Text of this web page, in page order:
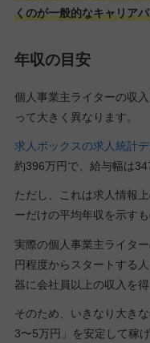
くのが一般的なキャリア
年収の目安
個人事業主ライターの収
って大きく異なります。
求人ボックスの求人統計
約396万円で、給与幅は
ただし、これは求人情報
ーだけの平均年収を示す
実際の個人事業主ライタ
円程度からスタートする
器に会社員以上の収入を得
そのため、いきなり大き
3〜5万円」を安定して稼